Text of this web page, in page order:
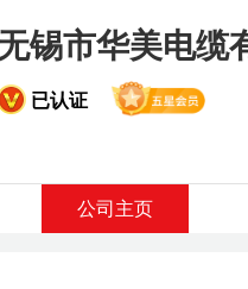
锡市华美电缆
已认证
公司主页